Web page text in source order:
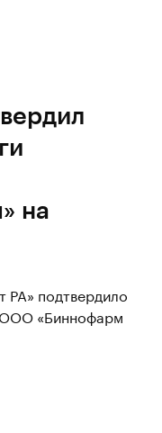
на
РА» подтвердило
ООО «Биннофарм